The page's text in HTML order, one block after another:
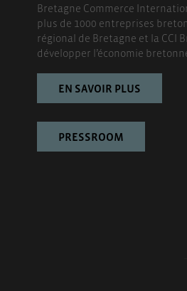
Bretagne Commerce
plus de 1000 entreprises
régional de Bretagne et la CCI
développer l’économie
EN SAVOIR PLUS
PRESSROOM